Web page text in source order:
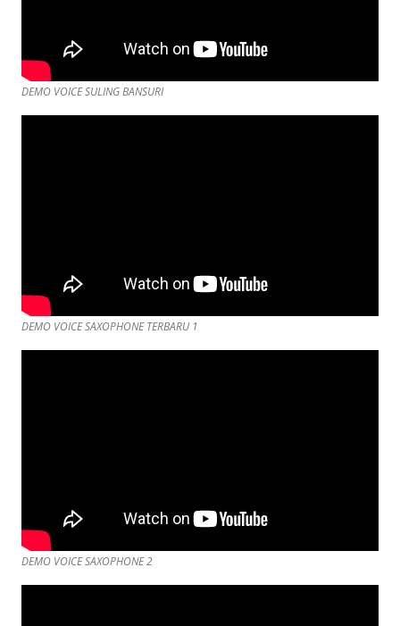
DEMO VOICE SULING BANSURI
DEMO VOICE SAXOPHONE TERBARU 1
DEMO VOICE SAXOPHONE 2